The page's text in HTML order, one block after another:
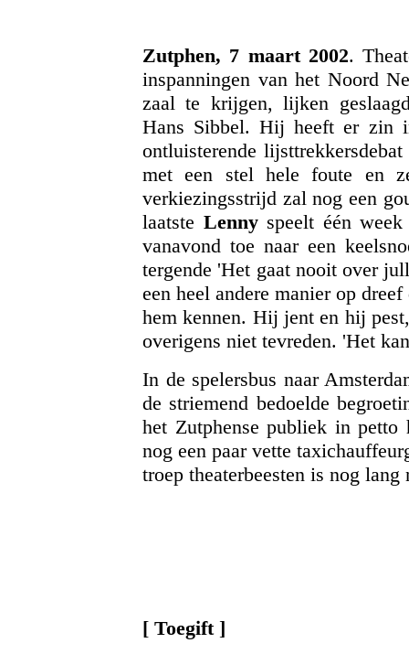
Zutphen, 7 maart 2002.
inspanningen van het Noord
zaal te krijgen, lijken
Hans Sibbel. Hij heeft er zin
ontluisterende
met een stel hele foute en
verkiezingsstrijd zal nog een
laatste Lennyspeelt één week
vanavond toe naar een
tergende 'Het gaat nooit over
een heel andere manier op
hem kennen. Hij jent en hij
overigens niet tevreden. 'Het
In de spelersbus naar
de striemend bedoelde
het Zutphense publiek in petto
nog een paar vette
troep theaterbeesten is nog
[ Toegift ]